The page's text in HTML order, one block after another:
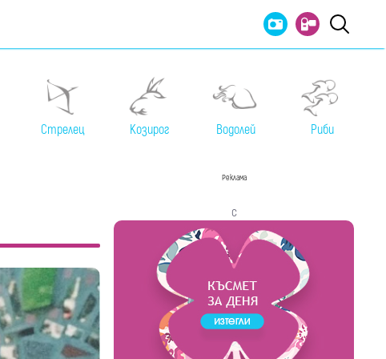
Стрелец Козирог Водолей Риби
Реклама
с